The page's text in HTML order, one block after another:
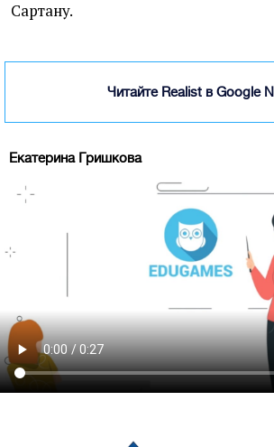
Сартану.
Читайте Realist в Google
Екатерина Гришкова